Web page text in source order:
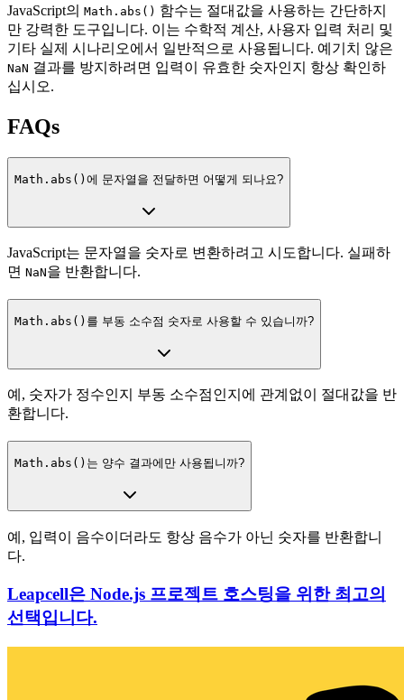
JavaScript의 Math.abs() 함수는 절대값을 사용하는 간단하지
만 강력한 도구입니다. 이는 수학적 계산, 사용자 입력 처리 및
기타 실제 시나리오에서 일반적으로 사용됩니다. 예기치 않은
NaN 결과를 방지하려면 입력이 유효한 숫자인지 항상 확인하
십시오.
FAQs
Math.abs() 에 문자열을 전달하면 어떻게 되나요?
JavaScript는 문자열을 숫자로 변환하려고 시도합니다. 실패하
면 NaN을 반환합니다.
Math.abs() 를 부동 소수점 숫자로 사용할 수 있습니까?
예, 숫자가 정수인지 부동 소수점인지에 관계없이 절대값을 반
환합니다.
Math.abs() 는 양수 결과에만 사용됩니까?
예, 입력이 음수이더라도 항상 음수가 아닌 숫자를 반환합니
다.
Leapcell은 Node.js 프로젝트 호스팅을 위한 최고의
선택입니다.